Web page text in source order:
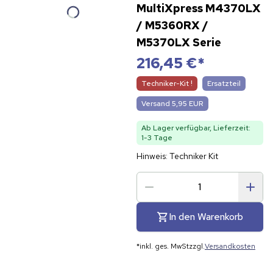
MultiXpress M4370LX
/ M5360RX /
M5370LX Serie
216,45 €*
Techniker-Kit ! Ersatzteil
Versand 5,95 EUR
Ab Lager verfügbar, Lieferzeit:
1-3 Tage
Hinweis: Techniker Kit
In den Warenkorb
*inkl. ges. MwStzzgl.Versandkosten